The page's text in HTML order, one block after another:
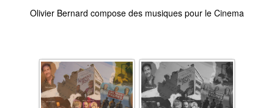
Olivier Bernard compose des musiques pour le Cinema